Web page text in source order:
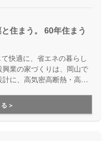
住まう。 60年住まう
快適に、省エネの暮らし
業の家づくりは、岡山で
に、高気密高断熱・高耐
厳しい自然にさらされて
供達の未来に責任が持て
る家づくりを行っていま
＞